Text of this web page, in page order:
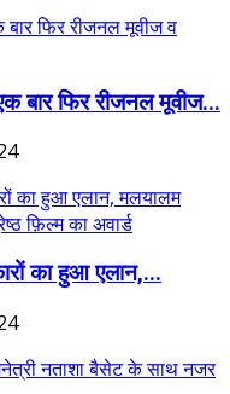
बार फिर रीजनल मूवीज...
का हुआ एलान,...